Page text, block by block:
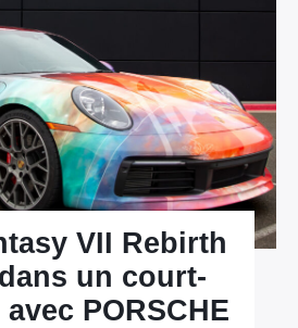
VII Rebirth
un court-
PORSCHE